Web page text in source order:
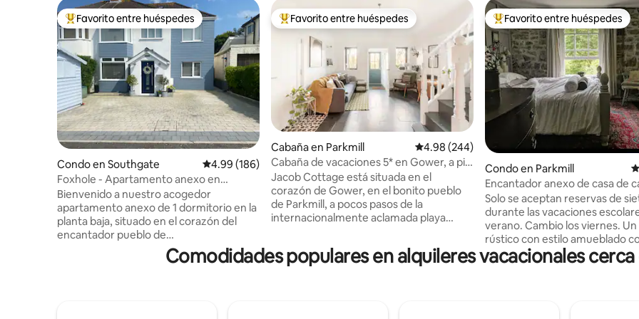
Favorito entre huéspedes preferido
Favorito entre huéspedes
Condo en Southgate Calificación promedio: 4.99 de 5, 186 reseñas
4.99 (186)
Foxhole - Apartamento anexo en
Southgate, Gower
Bienvenido a nuestro acogedor
apartamento anexo de 1 dormitorio en la
planta baja, situado en el corazón del
encantador pueblo de
Pennard/Southgate. Situado a pocos
pasos del castillo de Pennard, la
Favorito entre huéspedes preferido
Favorito entre huéspedes
Cabaña en Parkmill Calificación promedio: 4.98 de 5, 244 reseñas
4.98 (244)
Cabaña de vacaciones 5* en Gower, a pie
de Three Cliffs Bay
Jacob Cottage está situada en el
corazón de Gower, en el bonito pueblo
de Parkmill, a pocos pasos de la
internacionalmente aclamada playa
enclavada entre los árboles en una
ubicación tranquila a lo largo de un carril
Favorito entre huéspedes
Favorito entre huéspedes
Condo en Parkmill
Encantador anexo de casa de
Solo se aceptan reservas de
durante las vacaciones
verano. Cambio los viernes. Un anexo
rústico con estilo amueblado
colección de piezas vintage y
su propio valle aislado, a veinte
Comodidades populares en alquileres vacacionales